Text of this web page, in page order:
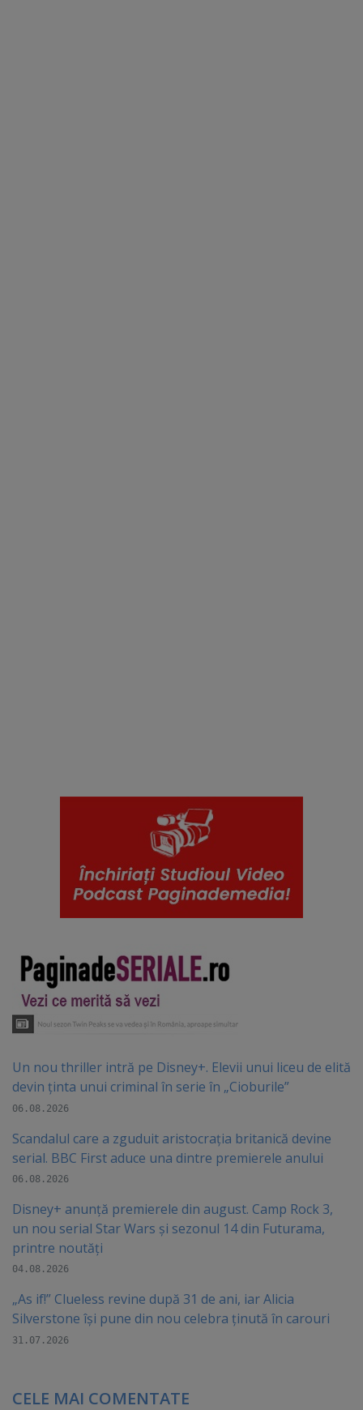
Un nou thriller intră pe Disney+. Elevii unui liceu de elită
devin ținta unui criminal în serie în „Cioburile”
06.08.2026
Scandalul care a zguduit aristocrația britanică devine
serial. BBC First aduce una dintre premierele anului
06.08.2026
Disney+ anunță premierele din august. Camp Rock 3,
un nou serial Star Wars și sezonul 14 din Futurama,
printre noutăți
04.08.2026
„As if!” Clueless revine după 31 de ani, iar Alicia
Silverstone își pune din nou celebra ținută în carouri
31.07.2026
CELE MAI COMENTATE